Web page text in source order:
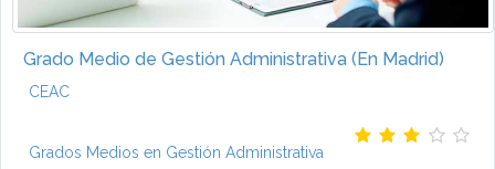
Grado Medio de Gestión Administrativa (En Madrid)
CEAC
Grados Medios en Gestión Administrativa